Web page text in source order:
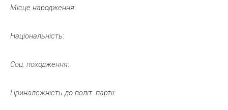
Місце народження:
Національність:
Соц. походження:
Приналежність до політ. партії: